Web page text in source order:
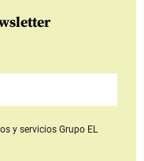
y serviciosGrupo EL